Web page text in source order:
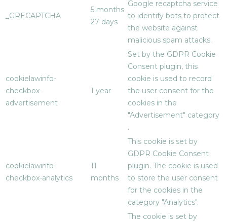
_GRECAPTCHA
5 months
27 days
Google recaptcha service
to identify bots to protect
the website against
malicious spam attacks.
cookielawinfo-
checkbox-
advertisement
1 year
Set by the GDPR Cookie
Consent plugin, this
cookie is used to record
the user consent for the
cookies in the
"Advertisement" category
.
cookielawinfo-
checkbox-analytics
11
months
This cookie is set by
GDPR Cookie Consent
plugin. The cookie is used
to store the user consent
for the cookies in the
category "Analytics".
The cookie is set by